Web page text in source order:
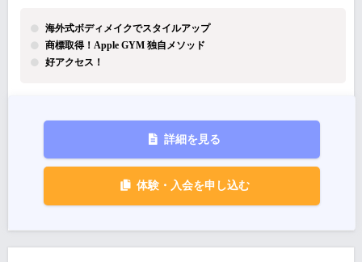
海外式ボディメイクでスタイルアップ
商標取得！Apple GYM 独自メソッド
好アクセス！
詳細を見る
体験・入会を申し込む